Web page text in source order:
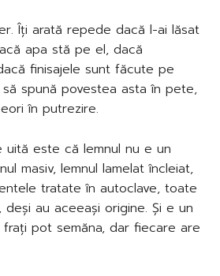
Îți arată repede dacă l-ai lăsat
apa stă pe el, dacă
finisajele sunt făcute pe
spună povestea asta în pete,
în putrezire.
uită este că lemnul nu e un
masiv, lemnul lamelat încleiat,
tratate în autoclave, toate
au aceeași origine. Și e un
pot semăna, dar fiecare are